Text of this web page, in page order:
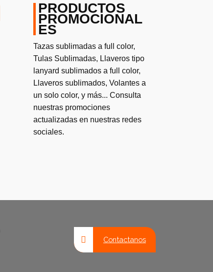
PRODUCTOS
PROMOCIONAL
ES
Tazas sublimadas a full color,
Tulas Sublimadas, Llaveros tipo
lanyard sublimados a full color,
Llaveros sublimados, Volantes a
un solo color, y más... Consulta
nuestras promociones
actualizadas en nuestras redes
sociales.
Contactanos